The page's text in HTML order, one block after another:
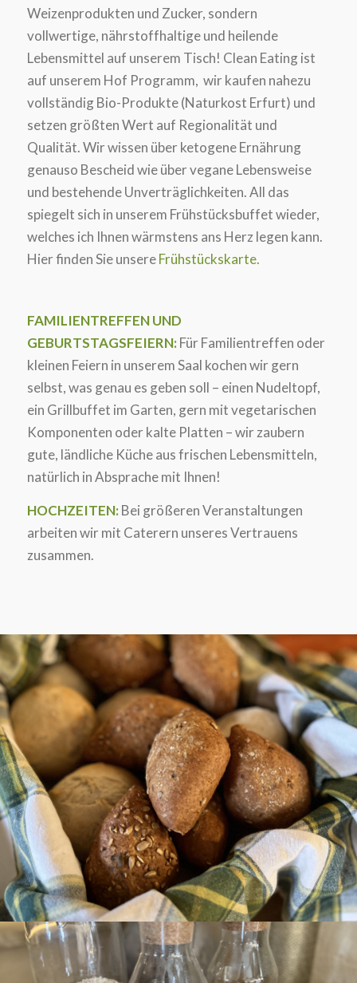
Weizenprodukten und Zucker, sondern
vollwertige, nährstoffhaltige und heilende
Lebensmittel auf unserem Tisch! Clean Eating ist
auf unserem Hof Programm, wir kaufen nahezu
vollständig Bio-Produkte (Naturkost Erfurt) und
setzen größten Wert auf Regionalität und
Qualität. Wir wissen über ketogene Ernährung
genauso Bescheid wie über vegane Lebensweise
und bestehende Unverträglichkeiten. All das
spiegelt sich in unserem Frühstücksbuffet wieder,
welches ich Ihnen wärmstens ans Herz legen kann.
Hier finden Sie unsereFrühstückskarte.
FAMILIENTREFFEN UND
GEBURTSTAGSFEIERN:Für Familientreffen oder
kleinen Feiern in unserem Saal kochen wir gern
selbst, was genau es geben soll – einen Nudeltopf,
ein Grillbuffet im Garten, gern mit vegetarischen
Komponenten oder kalte Platten – wir zaubern
gute, ländliche Küche aus frischen Lebensmitteln,
natürlich in Absprache mit Ihnen!
HOCHZEITEN:Bei größeren Veranstaltungen
arbeiten wir mit Caterern unseres Vertrauens
zusammen.